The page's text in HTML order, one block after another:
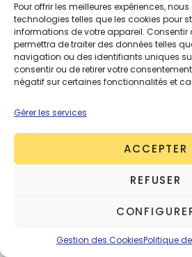
Pour offrir les meilleures expériences,
technologies telles que les cookies pour
informations de votre appareil.
permettra de traiter des données telles
navigation ou des identifiants uniques
consentir ou de retirer votre
négatif sur certaines fonctionnalités et
Gérer les services
ACCEPTER
REFUSER
Gestion des CookiesPolitique
Prendre conscience du
remédier !Dans les deux
transformation de nos
service comme TILLI
réparer permet de
que de la suivre, briser le
surconsommation, en passant
connaissance de soi.
Cultiver son